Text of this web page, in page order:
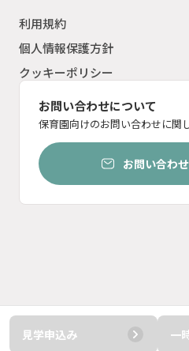
見学申込み 一
利用規約
個人情報保護方針
クッキーポリシー
お問い合わせについて
保育園向けのお問い合わせに関
お問い合わ
© ︎2023